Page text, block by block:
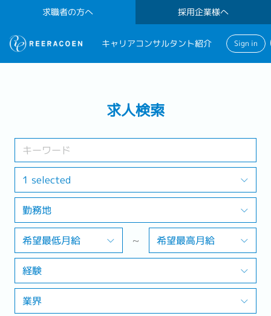
求職者の方へ 採用企業様へ
キャリアコンサルタント紹介 Sign in
勤務地
求人検索
1 selected
勤務地
希望最低月給 ~ 希望最高月給
経験
業界